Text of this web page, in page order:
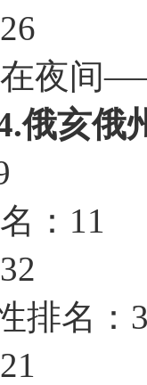
夜间
俄亥俄
：11
排名：